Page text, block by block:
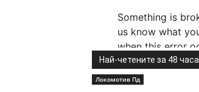
Най-четените за 48 часа
Локомотив Пд